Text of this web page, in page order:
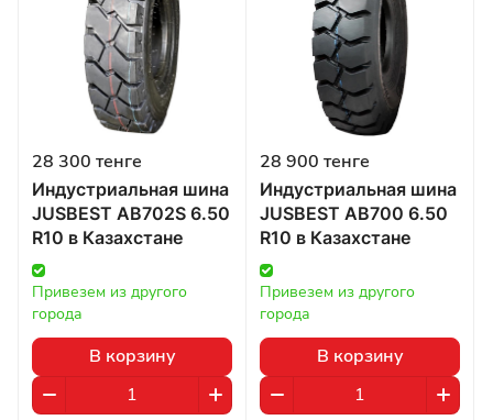
28 300 тенге
Индустриальная шина
JUSBEST AB702S 6.50
R10 в Казахстане
Привезем из другого
города
В корзину
28 900 тенге
Индустриальная шина
JUSBEST AB700 6.50
R10 в Казахстане
Привезем из другого
города
В корзину